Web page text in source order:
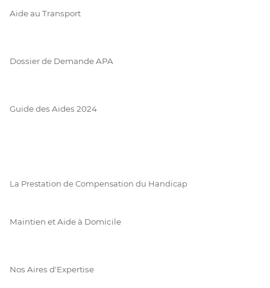
Aide au Transport
Dossier de Demande APA
Guide des Aides 2024
La Prestation de Compensation du Handicap
Maintien et Aide à Domicile
Nos Aires d'Expertise